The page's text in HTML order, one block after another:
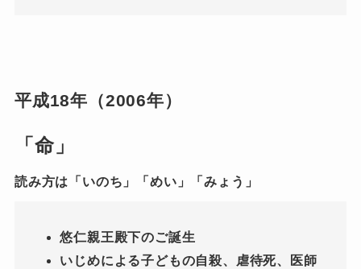
平成18年（2006年）
「命」
読み方は「いのち」「めい」「みょう」
悠仁親王殿下のご誕生
いじめによる子どもの自殺、虐待死、医師